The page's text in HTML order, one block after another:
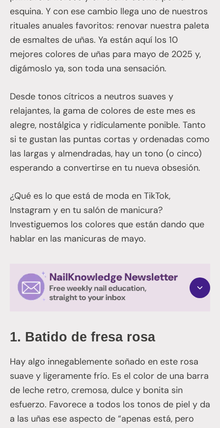
esquina. Y con ese cambio llega uno de nuestros
rituales anuales favoritos: renovar nuestra paleta
de esmaltes de uñas. Ya están aquí los 10
mejores colores de uñas para mayo de 2025 y,
digámoslo ya, son toda una sensación.
Desde tonos cítricos a neutros suaves y
relajantes, la gama de colores de este mes es
alegre, nostálgica y ridículamente ponible. Tanto
si te gustan las puntas cortas y ordenadas como
las largas y almendradas, hay un tono (o cinco)
esperando a convertirse en tu nueva obsesión.
¿Qué es lo que está de moda en TikTok,
Instagram y en tu salón de manicura?
Investiguemos los colores que están dando que
hablar en las manicuras de mayo.
1. Batido de fresa rosa
Hay algo innegablemente soñado en este rosa
suave y ligeramente frío. Es el color de una barra
de leche retro, cremosa, dulce y bonita sin
esfuerzo. Favorece a todos los tonos de piel y da
a las uñas ese aspecto de “apenas está, pero